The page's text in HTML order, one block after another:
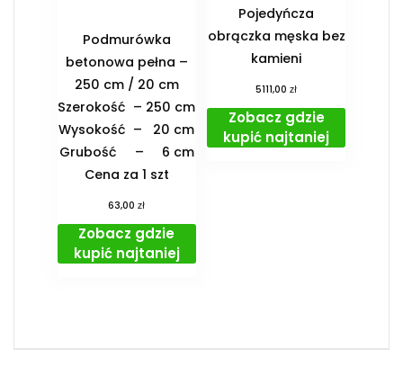
Podmurówka
betonowa pełna –
250 cm / 20 cm
Szerokość – 250 cm
Wysokość – 20 cm
Grubość – 6 cm
Cena za 1 szt
63,00zł
Zobacz gdzie
kupić najtaniej
Pojedyńcza
obrączka męska bez
kamieni
5111,00zł
Zobacz gdzie
kupić najtaniej